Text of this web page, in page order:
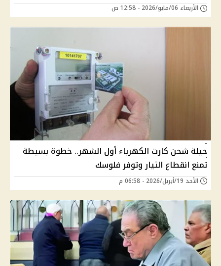
الأربعاء 06/مايو/2026 - 12:58 ص
حيلة شحن كارت الكهرباء أول الشهر.. خطوة بسيطة
تمنع انقطاع التيار وتوفر فلوسك
الأحد 19/أبريل/2026 - 06:58 م